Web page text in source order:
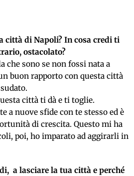
città di Napoli? In cosa credi ti
ostacolato?
che sono se non fossi nata a
buon rapporto con questa città
città ti dà e ti toglie.
a nuove sfide con te stesso ed è
di crescita. Questo mi ha
poi, ho imparato ad aggirarli in
a lasciare la tua città e perché